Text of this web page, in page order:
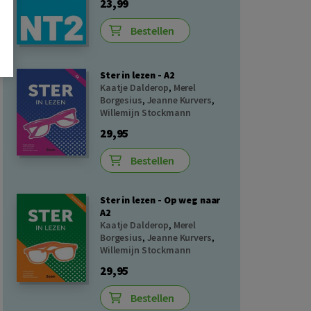
23,99
Bestellen
Ster in lezen - A2
Kaatje Dalderop, Merel
Borgesius, Jeanne Kurvers,
Willemijn Stockmann
29,95
Bestellen
Ster in lezen - Op weg naar
A2
Kaatje Dalderop, Merel
Borgesius, Jeanne Kurvers,
Willemijn Stockmann
29,95
Bestellen